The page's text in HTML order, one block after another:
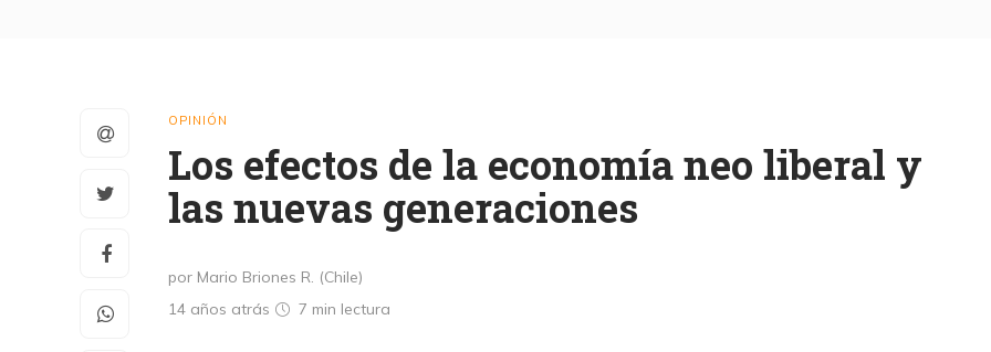
OPINIÓN
Los efectos de la economía neo liberal y
las nuevas generaciones
por Mario Briones R. (Chile)
14 años atrás
7 min lectura